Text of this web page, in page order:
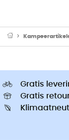
Gratis
Gratis